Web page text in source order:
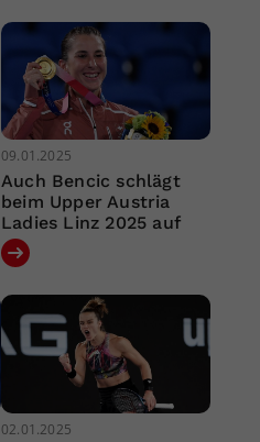
09.01.2025
Auch Bencic schlägt
beim Upper Austria
Ladies Linz 2025 auf
02.01.2025